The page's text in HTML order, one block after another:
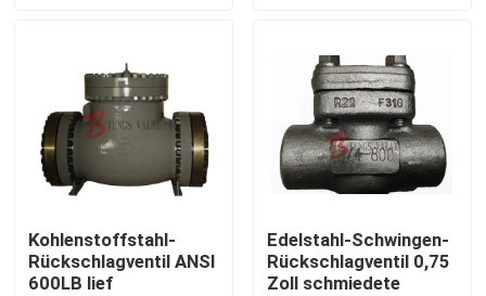
Nachrichten
Fordern Sie ein Zitat
Rückschlagklappe
Kohlenstoffstahl-
Rückschlagventil ANSI
600LB lief
Edelstahl-Schwingen-
Rückschlagventil 0,75
Zoll schmiedete